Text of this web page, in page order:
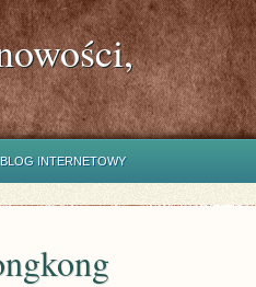
BLOG INTERNETOWY